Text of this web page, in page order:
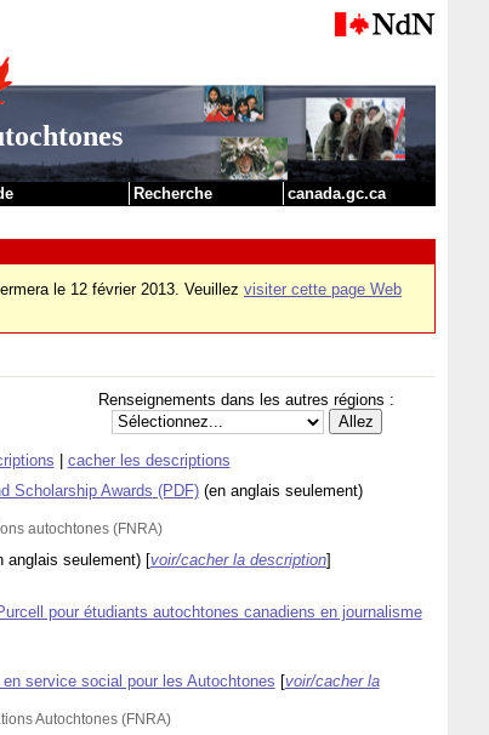
Recherche canada.gc.ca
le 12 février 2013. Veuillez visiter cette page Web
Renseignements dans les autres régions :
cacher les descriptions
Scholarship Awards (PDF) (en anglais seulement)
autochtones (FNRA)
anglais seulement)[voir/cacher la description]
pour étudiants autochtones canadiens en journalisme
service social pour les Autochtones [voir/cacher la
Autochtones (FNRA)